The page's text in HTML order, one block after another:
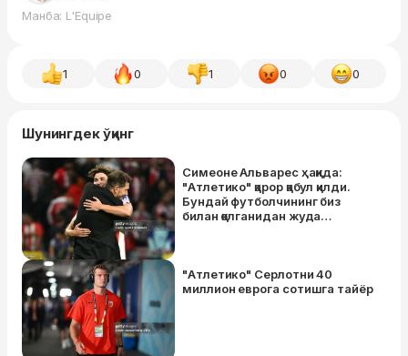
Манба: L'Equipe
1 0 1 0 0
Шунингдек ўқинг
Симеоне Альварес ҳақида:
"Атлетико" қарор қабул қилди.
Бундай футболчининг биз
билан қолганидан жуда
"Атлетико" Серлотни 40
миллион еврога сотишга тайёр